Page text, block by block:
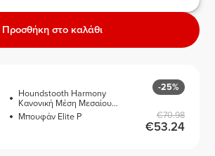
Προσθήκη στο καλάθι
Houndstooth Harmony
Κανονική Μέση Μεσαίου
Μήκους Σορτς
Μπουφάν Elite P
-25%
€70.98
€53.24